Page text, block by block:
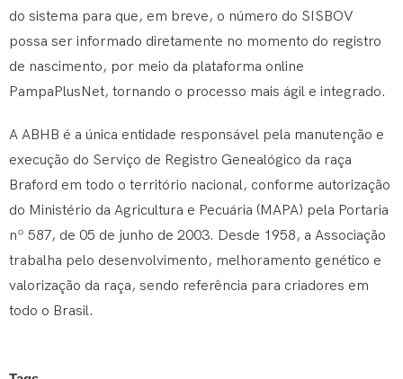
do sistema para que, em breve, o número do SISBOV
possa ser informado diretamente no momento do registro
de nascimento, por meio da plataforma online
PampaPlusNet, tornando o processo mais ágil e integrado.
A ABHB é a única entidade responsável pela manutenção e
execução do Serviço de Registro Genealógico da raça
Braford em todo o território nacional, conforme autorização
do Ministério da Agricultura e Pecuária (MAPA) pela Portaria
nº 587, de 05 de junho de 2003. Desde 1958, a Associação
trabalha pelo desenvolvimento, melhoramento genético e
valorização da raça, sendo referência para criadores em
todo o Brasil.